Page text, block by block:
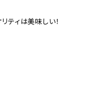
ティは美味しい！